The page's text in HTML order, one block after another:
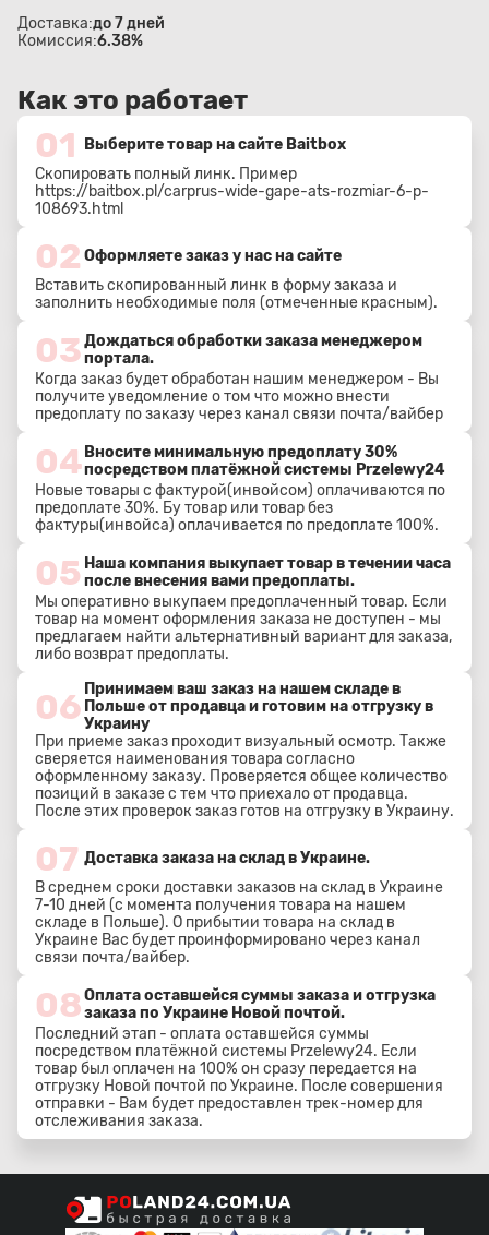
Доставка:до 7 дней
Комиссия:6.38%
Как это работает
01
Выберите товар на сайте Baitbox
Скопировать полный линк. Пример
https://baitbox.pl/carprus-wide-gape-ats-rozmiar-6-p-
108693.html
02 Оформляете заказ у нас на сайте
Вставить скопированный линк в форму заказа и
заполнить необходимые поля (отмеченные красным).
03Дождаться обработки заказа менеджером
портала.
Когда заказ будет обработан нашим менеджером - Вы
получите уведомление о том что можно внести
предоплату по заказу через канал связи почта/вайбер
04 Вносите минимальную предоплату 30%
посредством платёжной системы Przelewy24
Новые товары с фактурой(инвойсом) оплачиваются по
предоплате 30%. Бу товар или товар без
фактуры(инвойса) оплачивается по предоплате 100%.
05 Наша компания выкупает товар в течении часа
после внесения вами предоплаты.
Мы оперативно выкупаем предоплаченный товар. Если
товар на момент оформления заказа не доступен - мы
предлагаем найти альтернативный вариант для заказа,
либо возврат предоплаты.
06 Принимаем ваш заказ на нашем складе в
Польше от продавца и готовим на отгрузку в
Украину
При приеме заказ проходит визуальный осмотр. Также
сверяется наименования товара согласно
оформленному заказу. Проверяется общее количество
позиций в заказе с тем что приехало от продавца.
После этих проверок заказ готов на отгрузку в Украину.
07 Доставка заказа на склад в Украине.
В среднем сроки доставки заказов на склад в Украине
7-10 дней (с момента получения товара на нашем
складе в Польше). О прибытии товара на склад в
Украине Вас будет проинформировано через канал
связи почта/вайбер.
08Оплата оставшейся суммы заказа и отгрузка
заказа по Украине Новой почтой.
Последний этап - оплата оставшейся суммы
посредством платёжной системы Przelewy24. Если
товар был оплачен на 100% он сразу передается на
отгрузку Новой почтой по Украине. После совершения
отправки - Вам будет предоставлен трек-номер для
отслеживания заказа.